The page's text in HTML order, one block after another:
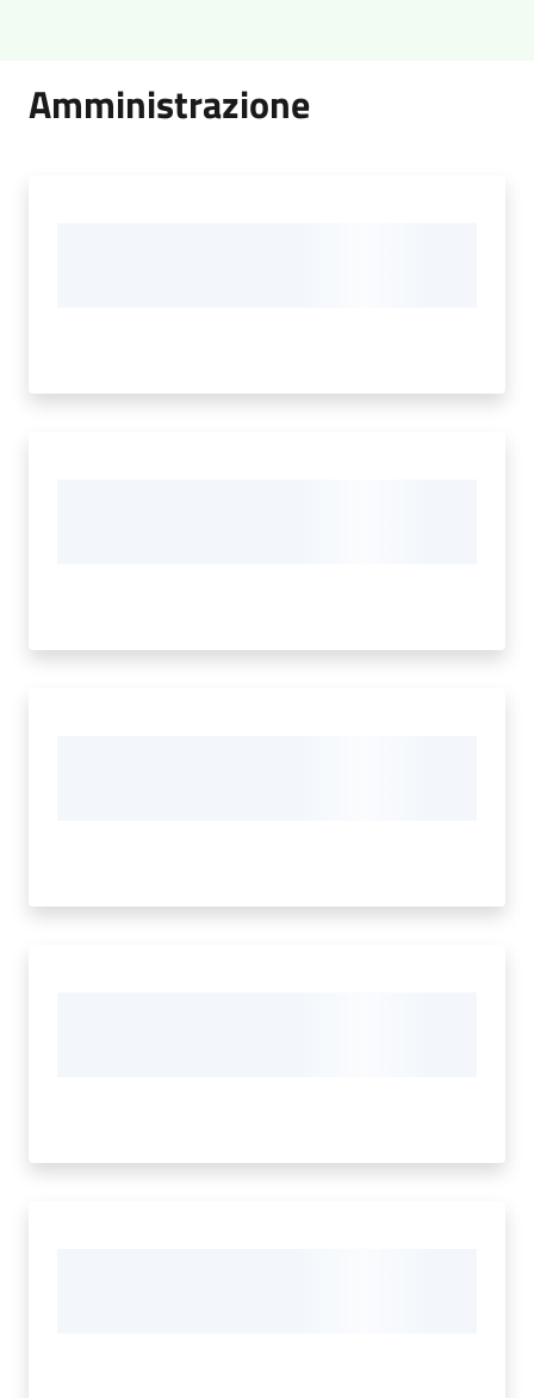
Amministrazione